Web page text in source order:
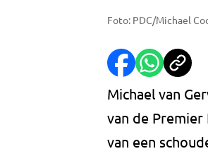
Foto: PDC/Michael
Michael van
van de
van een